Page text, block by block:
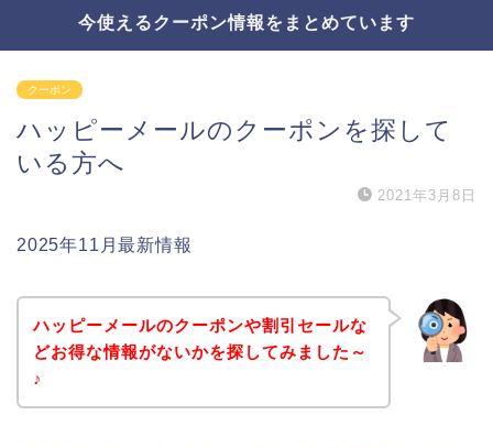
今使えるクーポン情報をまとめています
クーポン
ハッピーメールのクーポンを探して
いる方へ
2021年3月8日
2025年11月最新情報
ハッピーメールのクーポンや割引セールな
どお得な情報がないかを探してみました～
♪